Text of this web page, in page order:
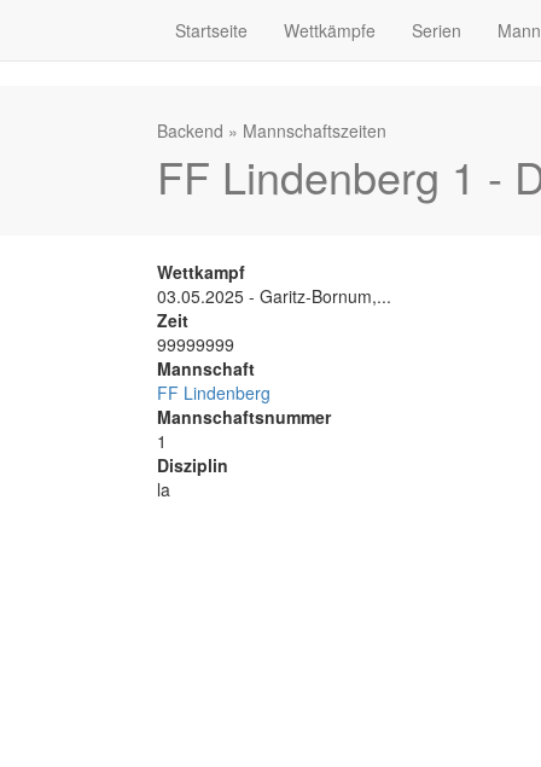
Startseite Wettkämpfe Serien
Backend » Mannschaftszeiten
FF Lindenberg 1 -
Wettkampf
03.05.2025 - Garitz-Bornum,...
Zeit
99999999
Mannschaft
FF Lindenberg
Mannschaftsnummer
1
Disziplin
la